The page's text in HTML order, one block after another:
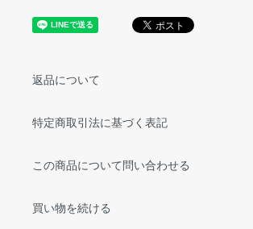
返品について
特定商取引法に基づく表記
この商品について問い合わせる
買い物を続ける